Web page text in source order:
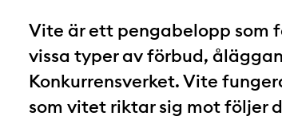
Vite är ett pengabelopp som
vissa typer av förbud,
Konkurrensverket. Vite
som vitet riktar sig mot följer